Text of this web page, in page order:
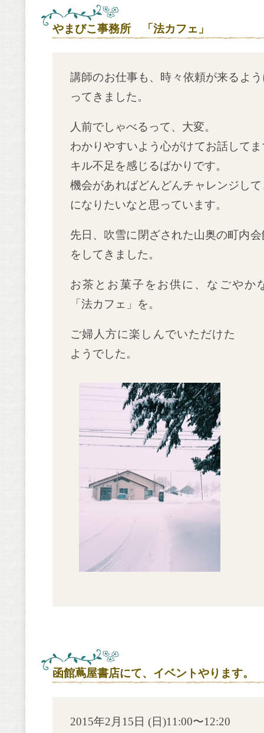
やまびこ事務所 「法カフェ」
講師のお仕事も、時々依頼が来るよ
ってきました。
人前でしゃべるって、大変。
わかりやすいよう心がけてお話して
キル不足を感じるばかりです。
機会があればどんどんチャレンジし
になりたいなと思っています。
先日、吹雪に閉ざされた山奥の町内
をしてきました。
お茶とお菓子をお供に、なごやか
「法カフェ」を。
ご婦人方に楽しんでいただけた
ようでした。
函館蔦屋書店にて、イベントやります。
2015年2月15日 (日)11:00〜12:20